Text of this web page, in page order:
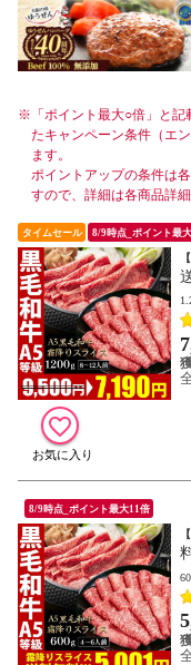
※ 「ポイント最大○倍」と
たキャンペーン条件（エ
ます。
ポイントアップの条件は
すので、詳細は各商品詳
タイムセール 8/9時点_ポイント最
8/9時点_ポイント最大11倍